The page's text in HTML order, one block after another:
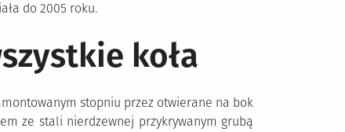
do 2005 roku.
koła
stopniu przez otwierane na bok
ze stali nierdzewnej przykrywanym grubą